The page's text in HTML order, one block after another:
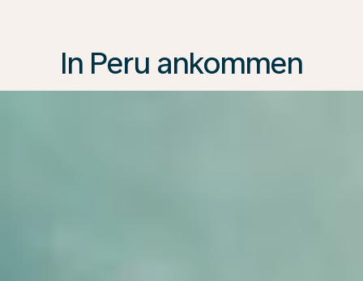
In Peru ankommen